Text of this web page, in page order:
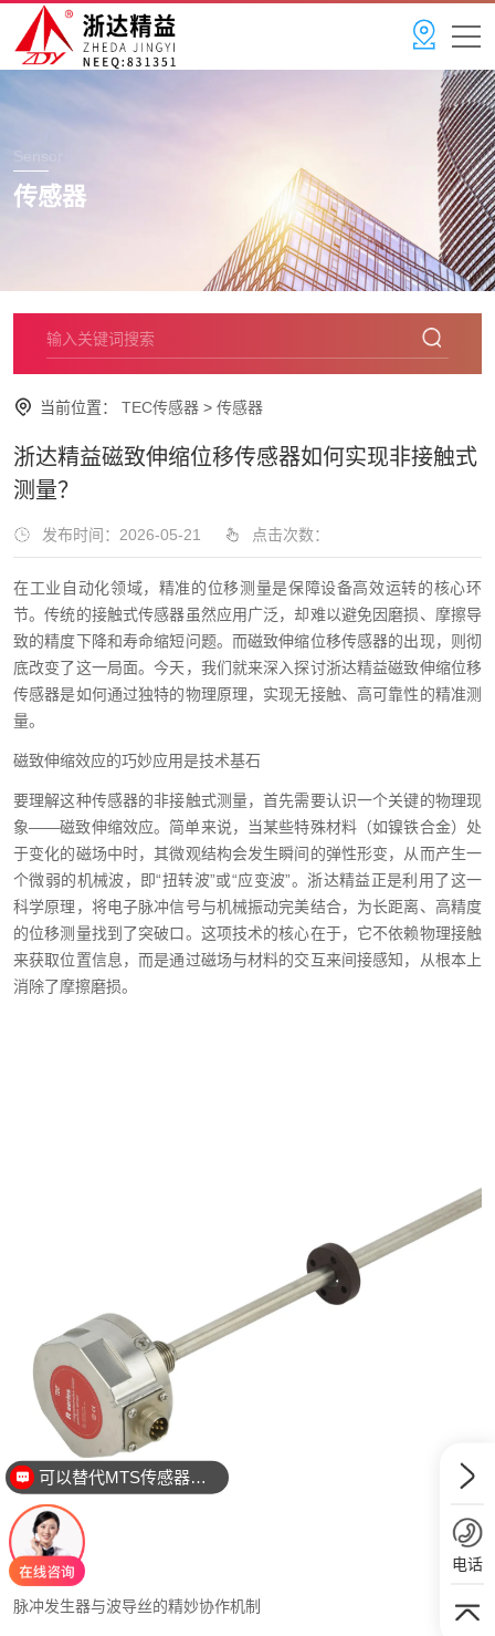
Sensor
传感器
当前位置： TEC传感器 > 传感器
浙达精益磁致伸缩位移传感器如何实现非接触式
测量？
发布时间：2026-05-21 点击次数：
在工业自动化领域，精准的位移测量是保障设备高效运转的核心环
节。传统的接触式传感器虽然应用广泛，却难以避免因磨损、摩擦导
致的精度下降和寿命缩短问题。而磁致伸缩位移传感器的出现，则彻
底改变了这一局面。今天，我们就来深入探讨浙达精益磁致伸缩位移
传感器是如何通过独特的物理原理，实现无接触、高可靠性的精准测
量。
磁致伸缩效应的巧妙应用是技术基石
要理解这种传感器的非接触式测量，首先需要认识一个关键的物理现
象——磁致伸缩效应。简单来说，当某些特殊材料（如镍铁合金）处
于变化的磁场中时，其微观结构会发生瞬间的弹性形变，从而产生一
个微弱的机械波，即“扭转波”或“应变波”。浙达精益正是利用了这一
科学原理，将电子脉冲信号与机械振动完美结合，为长距离、高精度
的位移测量找到了突破口。这项技术的核心在于，它不依赖物理接触
来获取位置信息，而是通过磁场与材料的交互来间接感知，从根本上
消除了摩擦磨损。
脉冲发生器与波导丝的精妙协作机制
电话
可以替代MTS传感器么？